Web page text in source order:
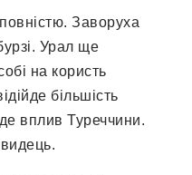
Заворуха
Урал ще
на користь
більшість
вплив Туреччини.